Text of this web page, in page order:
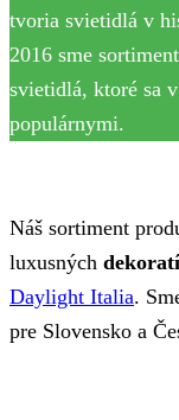
tvoria svietidlá v
2016 sme
svietidlá, ktoré sa
populárnymi.
Náš sortiment
luxusných
Daylight Italia.
pre Slovensko a